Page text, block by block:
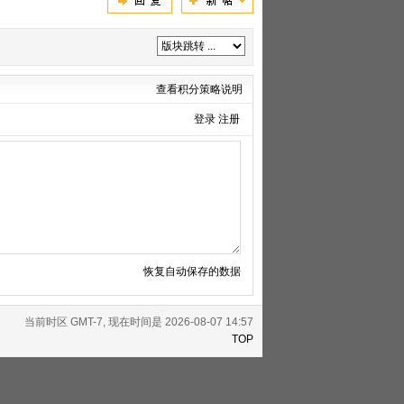
查看积分策略说明
登录 注册
恢复自动保存的数据
当前时区 GMT-7, 现在时间是 2026-08-07 14:57
TOP